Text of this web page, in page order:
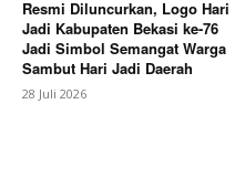
Resmi Diluncurkan, Logo Hari
Jadi Kabupaten Bekasi ke-76
Jadi Simbol Semangat Warga
Sambut Hari Jadi Daerah
28 Juli 2026